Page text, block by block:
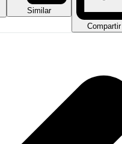
Similar
Compartir